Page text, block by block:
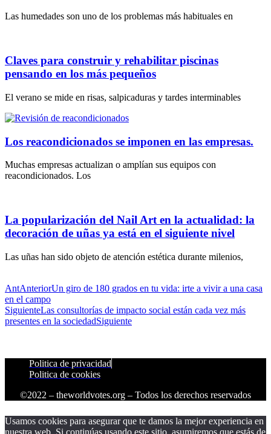
Las humedades son uno de los problemas más habituales en
Claves para construir y rehabilitar piscinas
pensando en los más pequeños
El verano se mide en risas, salpicaduras y tardes interminables
Los reacondicionados se imponen en las empresas.
Muchas empresas actualizan o amplían sus equipos con
reacondicionados. Los
La popularización del Nail Art en la actualidad: la
decoración de uñas ya está en el siguiente nivel
Las uñas han sido objeto de atención estética durante milenios,
AntAnteriorUn giro de 180 grados en tu vida: irte a vivir a una casa
en el campo
SiguienteLas consultorías de impacto social están cada vez más
presentes en la sociedadSiguiente
Politica de privacidad
Politica de cookies
©2022 – theworldvotes.org – Todos los derechos reservados
Usamos cookies para asegurar que te damos la mejor experiencia en
nuestra web. Si continúas usando este sitio, asumiremos que estás de